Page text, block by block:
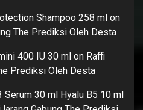
Shampoo 258 ml on
The Prediksi Oleh Desta
400 IU 30 ml on Raffi
Prediksi Oleh Desta
Serum 30 ml Hyalu B5 10 ml